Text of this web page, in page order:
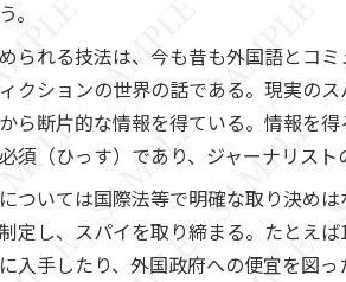
。
られる技法は、今も昔も外国語とコ
クションの世界の話である。現実の
ら断片的な情報を得ている。情報を
須（ひっす）であり、ジャーナリス
ついては国際法等で明確な取り決め
定し、スパイを取り締まる。たとえ
入手したり、外国政府への便宜を図